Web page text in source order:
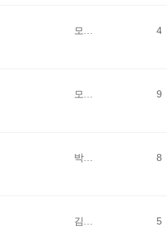
모… 4
모… 9
박… 8
김… 5